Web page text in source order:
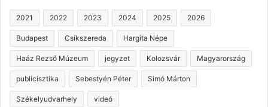
2021 2022 2023 2024 2025 2026
Budapest Csíkszereda Hargita Népe
Haáz Rezső Múzeum jegyzet Kolozsvár Magyarország
publicisztika Sebestyén Péter Simó Márton
Székelyudvarhely videó